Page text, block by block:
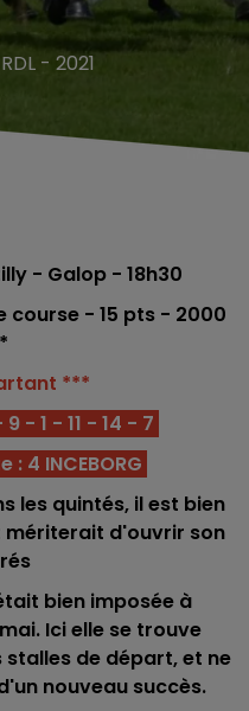
RDL - 2021
- Galop - 18h30
course - 15 pts - 2000
***
- 1 - 11 - 14 - 7
4 INCEBORG
les quintés, il est bien
mériterait d'ouvrir son
bien imposée à
Ici elle se trouve
de départ, et ne
nouveau succès.